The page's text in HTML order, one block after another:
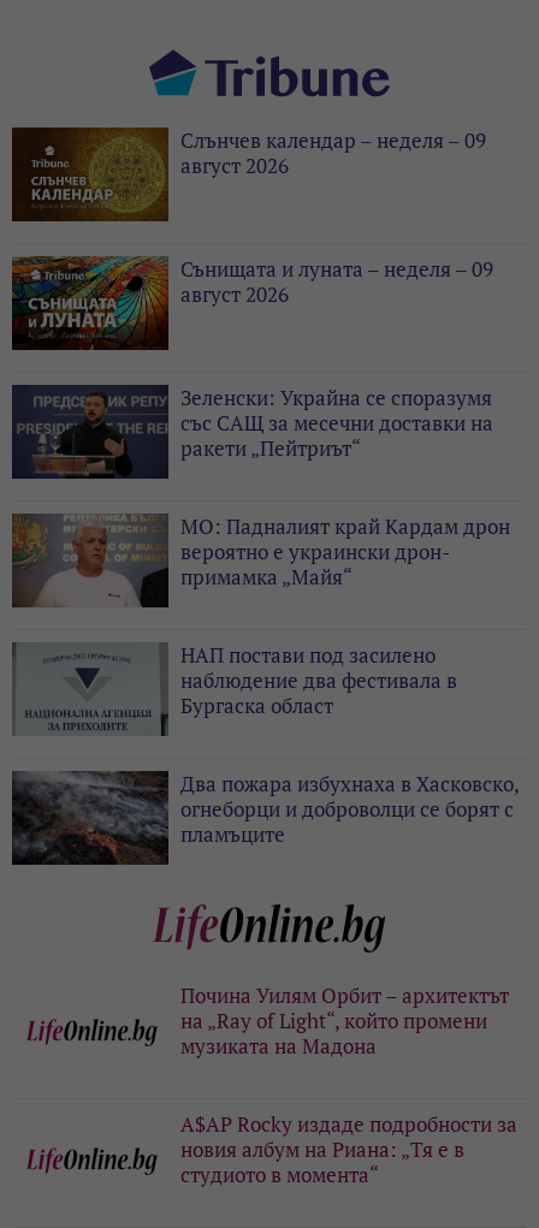
Слънчев календар – неделя – 09
август 2026
Сънищата и луната – неделя – 09
август 2026
Зеленски: Украйна се споразумя
със САЩ за месечни доставки на
ракети „Пейтриът“
МО: Падналият край Кардам дрон
вероятно е украински дрон-
примамка „Майя“
НАП постави под засилено
наблюдение два фестивала в
Бургаска област
Два пожара избухнаха в Хасковско,
огнеборци и доброволци се борят с
пламъците
Почина Уилям Орбит – архитектът
на „Ray of Light“, който промени
музиката на Мадона
A$AP Rocky издаде подробности за
новия албум на Риана: „Тя е в
студиото в момента“